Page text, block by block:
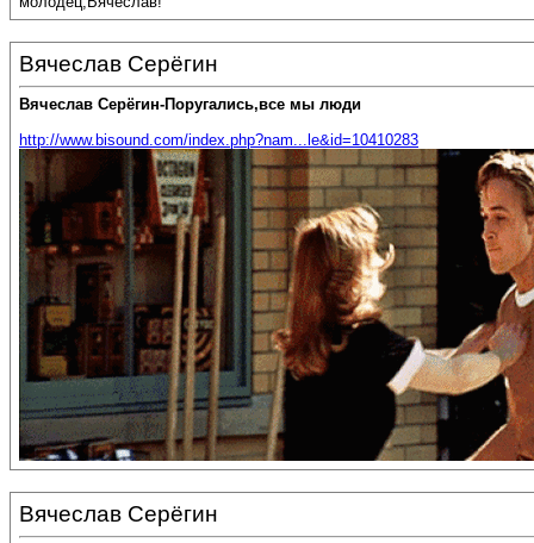
Вячеслав Серёгин
Вячеслав Серёгин-Поругались,все мы люди
http://www.bisound.com/index.php?nam...le&id=10410283
Вячеслав Серёгин